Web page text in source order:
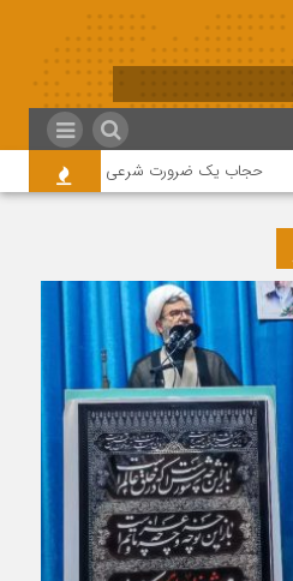
حجاب یک ضرورت شرعی قانونی و همه در